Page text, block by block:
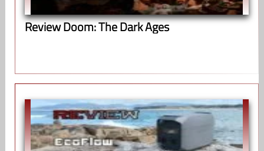
Review Doom: The Dark Ages